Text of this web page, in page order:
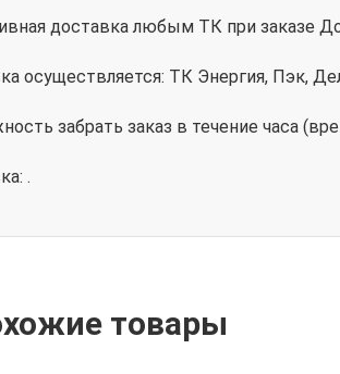
доставка любым ТК при заказе
осуществляется: ТК Энергия, Пэк,
забрать заказ в течение часа
.
товары